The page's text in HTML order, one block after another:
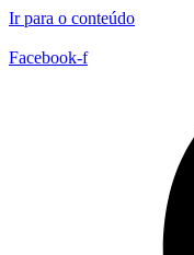
Ir para o conteúdo
Facebook-f